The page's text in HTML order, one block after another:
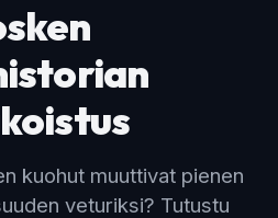
kuohut muuttivat pienen
veturiksi? Tutustu